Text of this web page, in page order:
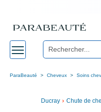
ParaBeauté Cheveux Soins
Ducray › Chute de